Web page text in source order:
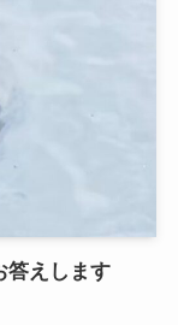
答えします